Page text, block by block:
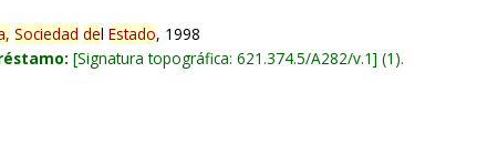
Sociedad delEstado, 1998
Signatura topográfica:621.374.5/A282/v.1 (1).